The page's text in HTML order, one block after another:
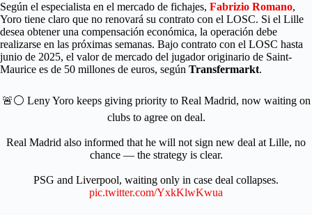
Según el especialista en el mercado de fichajes, Fabrizio Romano,
Yoro tiene claro que no renovará su contrato con el LOSC. Si el Lille
desea obtener una compensación económica, la operación debe
realizarse en las próximas semanas. Bajo contrato con el LOSC hasta
junio de 2025, el valor de mercado del jugador originario de Saint-
Maurice es de 50 millones de euros, según Transfermarkt.
🚨⚪️ Leny Yoro keeps giving priority to Real Madrid, now waiting on
clubs to agree on deal.
Real Madrid also informed that he will not sign new deal at Lille, no
chance — the strategy is clear.
PSG and Liverpool, waiting only in case deal collapses.
pic.twitter.com/YxkKlwKwua